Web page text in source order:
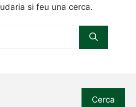
si feu una cerca.
Cerca